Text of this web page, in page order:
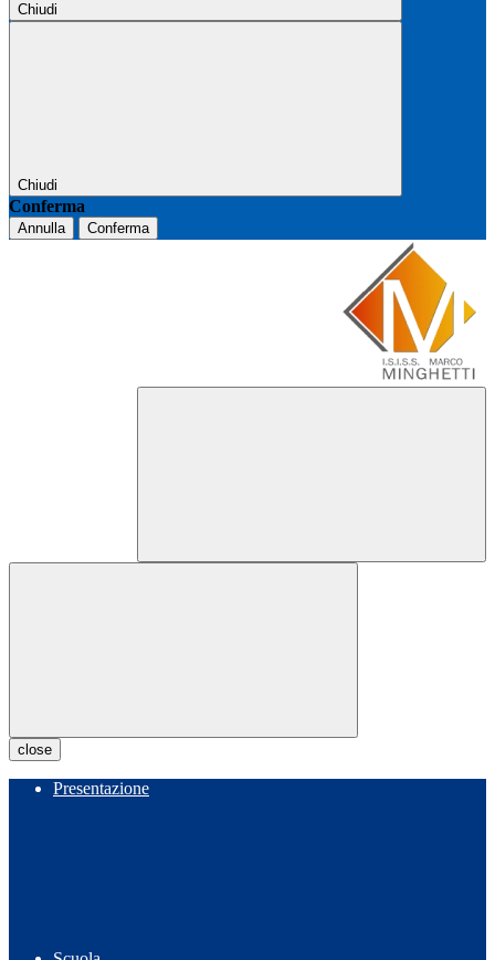
Chiudi
Chiudi
Conferma
Annulla Conferma
close
Presentazione